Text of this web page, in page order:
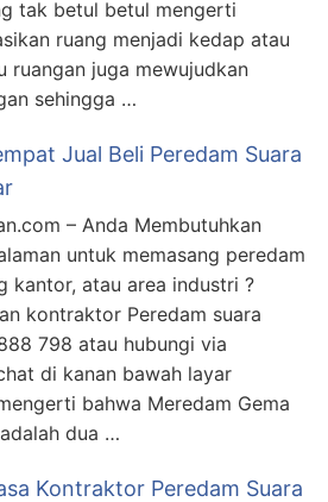
tak betul betul mengerti
ruang menjadi kedap atau
ruangan juga mewujudkan
sehingga …
Jual Beli Peredam Suara
– Anda Membutuhkan
untuk memasang peredam
kantor, atau area industri ?
kontraktor Peredam suara
798 atau hubungi via
di kanan bawah layar
bahwa Meredam Gema
dua …
Kontraktor Peredam Suara